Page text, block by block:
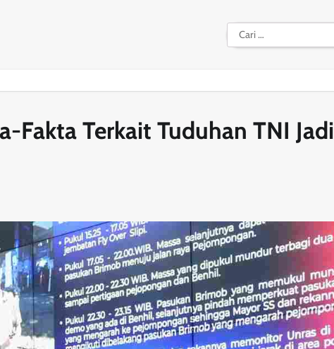
Cari
untuk:
Fakta Terkait Tuduhan TNI Jadi